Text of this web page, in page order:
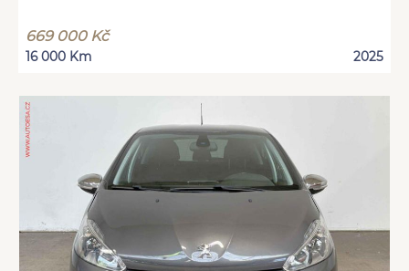
669 000 Kč
16 000 Km 2025